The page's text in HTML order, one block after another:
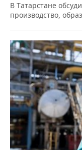
В Татарстане
производство,